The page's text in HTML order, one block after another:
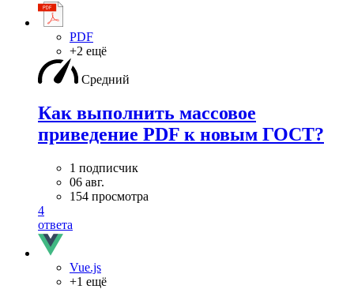
PDF
+2 ещё
Средний
Как выполнить массовое
приведение PDF к новым ГОСТ?
1 подписчик
06 авг.
154 просмотра
4
ответа
Vue.js
+1 ещё